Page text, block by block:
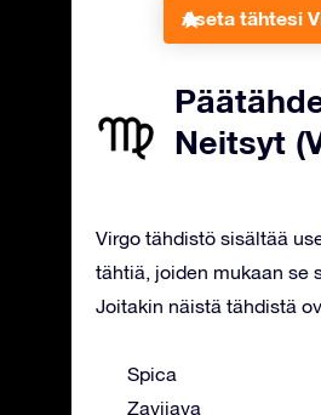
Aseta tähtesi
Neitsyt
Virgo tähdistö sisältää
tähtiä, joiden mukaan se
Joitakin näistä tähdistä
Spica
Zavijava